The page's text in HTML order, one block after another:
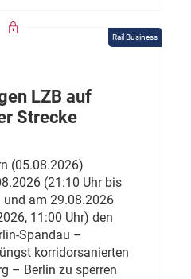
Rail Business
LZB auf
Strecke
(05.08.2026)
(21:10 Uhr bis
und am 29.08.2026
11:00 Uhr) den
Spandau –
korridorsanierten
– Berlin zu sperren